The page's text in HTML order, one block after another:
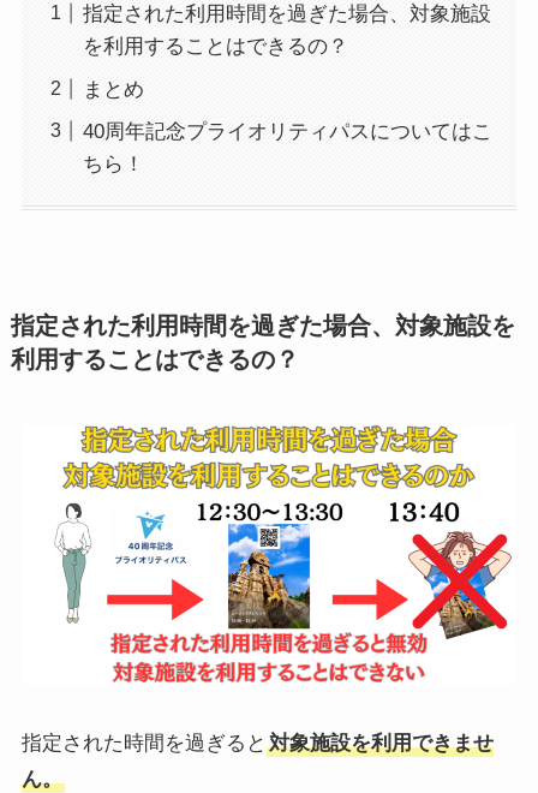
指定された利用時間を過ぎた場合、対象施設
を利用することはできるの？
まとめ
40周年記念プライオリティパスについてはこ
ちら！
指定された利用時間を過ぎた場合、対象施設を
利用することはできるの？
指定された時間を過ぎると 対象施設を利用できませ
ん。